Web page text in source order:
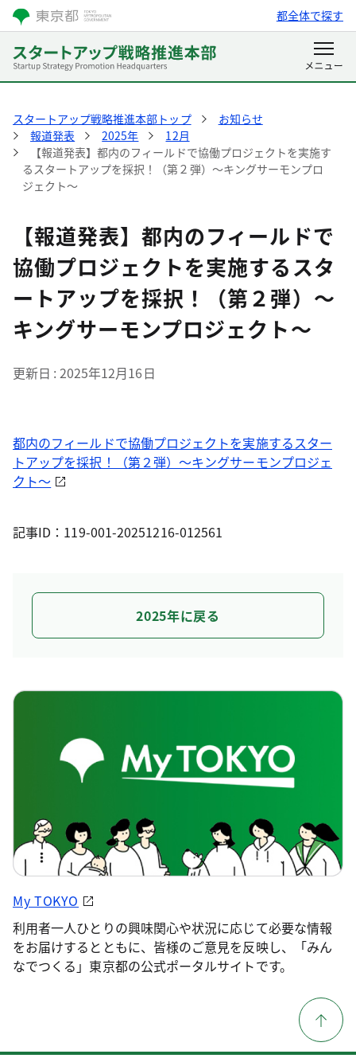
都全体で探す
スタートアップ戦略推進本部トップ
お知らせ
報道発表
2025年
12月
【報道発表】都内のフィールドで協働プロジェクトを実施す
るスタートアップを採択！（第２弾）～キングサーモンプロ
ジェクト～
【報道発表】都内のフィールドで
協働プロジェクトを実施するスタ
ートアップを採択！（第２弾）～
キングサーモンプロジェクト～
更新日 2025年12月16日
都内のフィールドで協働プロジェクトを実施するスター
トアップを採択！（第２弾）～キングサーモンプロジェ
クト～
記事ID：119-001-20251216-012561
2025年に戻る
My TOKYO
利用者一人ひとりの興味関心や状況に応じて必要な情報
をお届けするとともに、皆様のご意見を反映し、「みん
なでつくる」東京都の公式ポータルサイトです。